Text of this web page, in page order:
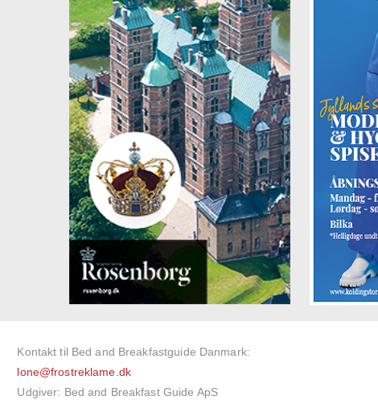
Kontakt til Bed and Breakfastguide Danmark:
lone@frostreklame.dk
Udgiver: Bed and Breakfast Guide ApS